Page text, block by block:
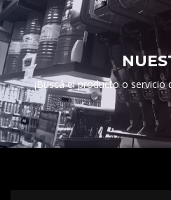
¡Buscá el producto o